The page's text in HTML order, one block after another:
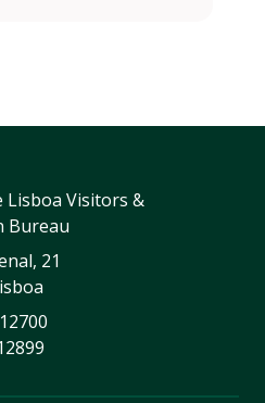
Lisboa Visitors &
Bureau
21